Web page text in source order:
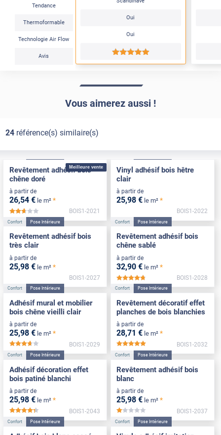
Tendance
Thermoformable
Technologie Air Flow
Avis
Oui
Oui
*****
Vous aimerez aussi !
24référence(s) similaire(s)
Meilleure vente
Revêtement adhésif bois
chêne doré
à partir de
26,54 € le m² *
*****
BOIS1-2021
Vinyl adhésif bois hêtre
clair
à partir de
25,98 € le m² *
BOIS1-2022
Confort Pose Intérieure
Revêtement adhésif bois
très clair
à partir de
25,98 € le m² *
BOIS1-2027
Confort Pose Intérieure
Revêtement adhésif bois
chêne sablé
à partir de
32,90 € le m² *
*****
BOIS1-2028
Confort Pose Intérieure
Adhésif mural et mobilier
bois chêne vieilli clair
à partir de
25,98 € le m² *
*****
BOIS1-2029
Confort Pose Intérieure
Revêtement décoratif effet
planches de bois blanchies
à partir de
28,71 € le m² *
BOIS1-2032
Confort Pose Intérieure
Adhésif décoration effet
bois patiné blanchi
à partir de
25,98 € le m² *
*****
BOIS1-2043
Confort Pose Intérieure
Revêtement adhésif bois
blanc
à partir de
25,98 € le m² *
*****
BOIS1-2037
Confort Pose Intérieure Confort Pose Intérieure